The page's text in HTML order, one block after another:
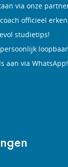
via onze
officieel
studietips!
aan via WhatsApp!